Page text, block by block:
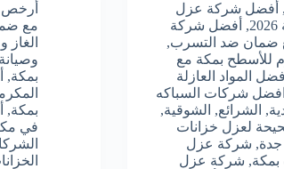
, أفضل شركة عزل
, أفضل شركة
ضمان ضد التسرب,
للأسطح بمكة مع
افضل المواد العازلة
افضل شركات السباكه
, الشرائع, الشوقية,
لعزل خزانات
جدة, شركة عزل
بمكة, شركة عزل
أرخص
مع
الغاز
بمكة,
بمكة,
في